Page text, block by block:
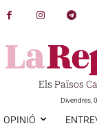
Els Països
Divendres,
OPINIÓ